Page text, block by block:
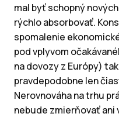
mal byť schopný
rýchlo absorbovať.
spomalenie
pod vplyvom
na dovozy z Európy)
pravdepodobne len
Nerovnováha na trhu
nebude zmierňovať ani